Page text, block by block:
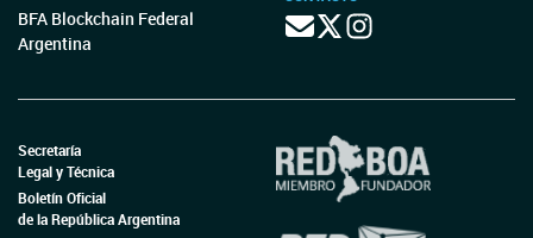
BFA Blockchain Federal
Argentina
Secretaría
Legal y Técnica
Boletín Oficial
de la República Argentina